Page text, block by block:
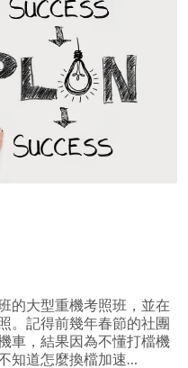
大型重機考照班，並在
。記得前幾年春節的社團
車，結果因為不懂打檔機
知道怎麼換檔加速…